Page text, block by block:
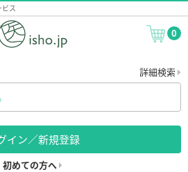
ス
0
詳細検索
イン／新規登録
初めての方へ